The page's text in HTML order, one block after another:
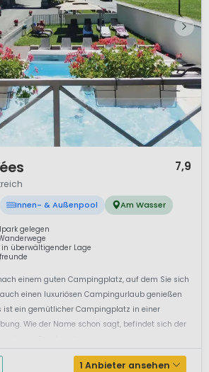
7,9
Innen- & Außenpool Am Wasser
gelegen
überwältigender Lage
einem guten Campingplatz, auf dem Sie sich
einen luxuriösen Campingurlaub genießen
ist ein gemütlicher Campingplatz in einer
Wie der Name schon sagt, befindet sich der
1 Anbieter ansehen